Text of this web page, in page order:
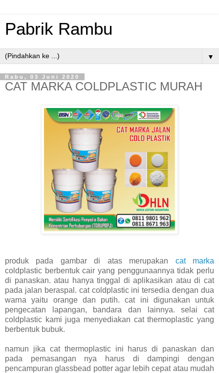
Pabrik Rambu
▼
Rabu, 03 Juni 2020
CAT MARKA COLDPLASTIC MURAH
produk pada gambar di atas merupakan cat marka
coldplastic berbentuk cair yang penggunaannya tidak perlu
di panaskan. atau hanya tinggal di aplikasikan atau di cat
pada jalan beraspal. cat coldplastic ini tersedia dengan dua
warna yaitu orange dan putih. cat ini digunakan untuk
pengecatan lapangan, bandara dan lainnya. selai cat
coldplastic kami juga menyediakan cat thermoplastic yang
berbentuk bubuk.
namun jika cat thermoplastic ini harus di panaskan dan
pada pemasangan nya harus di dampingi dengan
pencampuran glassbead potter agar lebih cepat atau mudah